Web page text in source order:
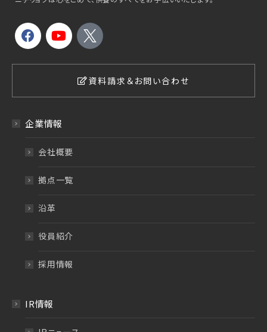
資料請求＆お問い合わせ
企業情報
会社概要
拠点一覧
沿革
役員紹介
採用情報
IR情報